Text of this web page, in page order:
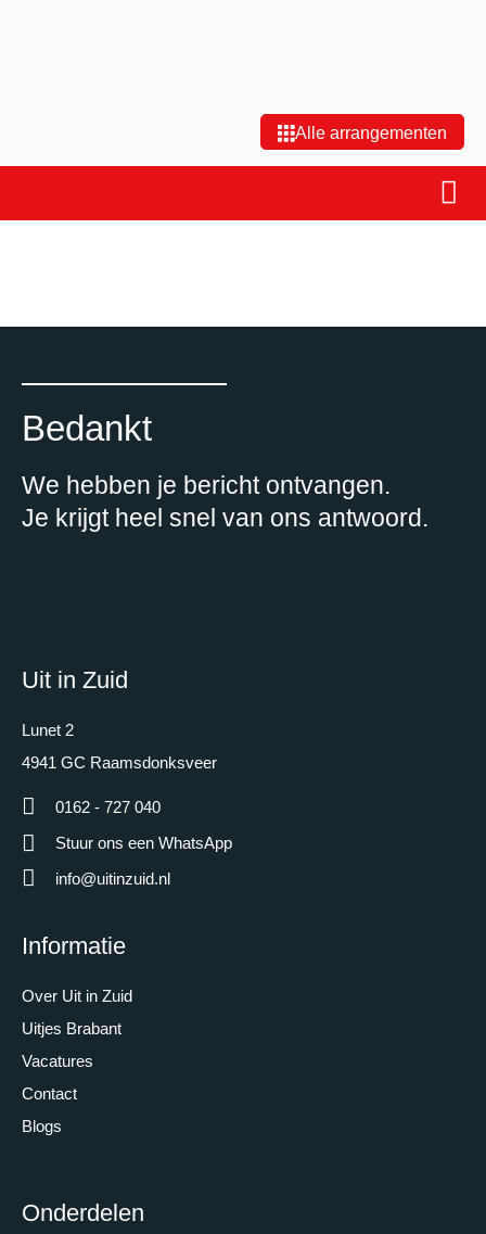
Alle arrangementen
Bedankt
We hebben je bericht ontvangen.
Je krijgt heel snel van ons antwoord.
Uit in Zuid
Lunet 2
4941 GC Raamsdonksveer
0162 - 727 040
Stuur ons een WhatsApp
info@uitinzuid.nl
Informatie
Over Uit in Zuid
Uitjes Brabant
Vacatures
Contact
Blogs
Onderdelen